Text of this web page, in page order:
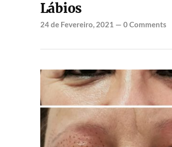
Lábios
24 de Fevereiro, 2021 — 0 Comments